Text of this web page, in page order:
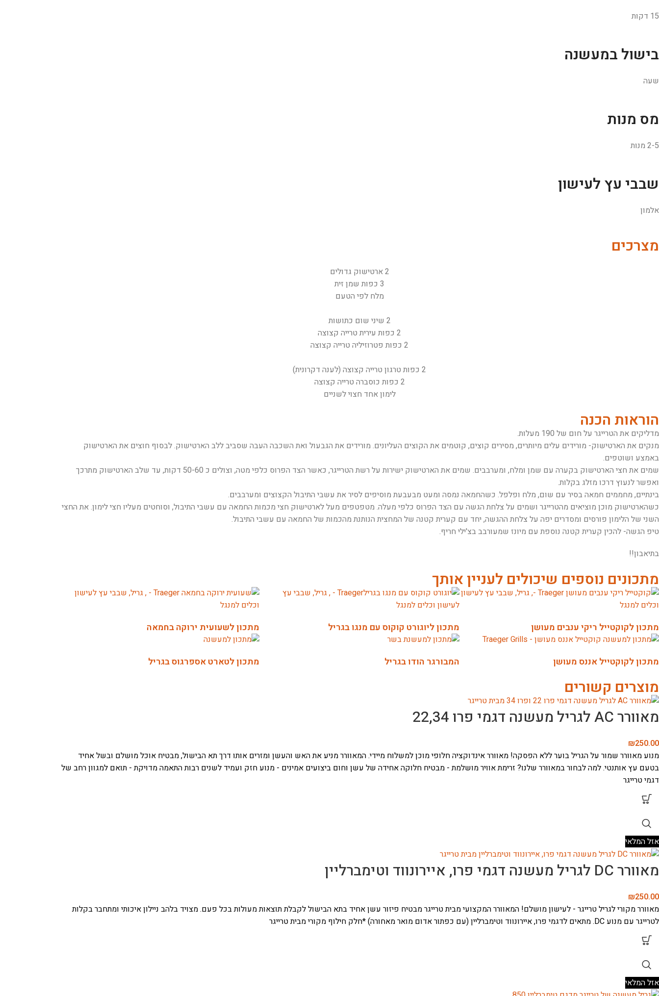
15 דקות
בישול במעשנה
שעה
מס מנות
2-5 מנות
שבבי עץ לעישון
אלמון
מצרכים
2 ארטישוק גדולים
3 כפות שמן זית
מלח לפי הטעם
2 שיני שום כתושות
2 כפות עירית טרייה קצוצה
2 כפות פטרוזיליה טרייה קצוצה
2 כפות טרגון טרייה קצוצה (לענה דקרונית)
2 כפות כוסברה טרייה קצוצה
לימון אחד חצוי לשניים
הוראות הכנה
מדליקים את הטרייגר על חום של 190 מעלות.
מנקים את הארטישוק- מורידים עלים מיותרים, מסירים קוצים, קוטמים את הקוצים העליונים. מורידים את הגבעול ואת השכבה העבה שסביב ללב הארטישוק. לבסוף חוצים את הארטישוק
באמצע ושוטפים.
שמים את חצי הארטישוק בקערה עם שמן ומלח, ומערבבים. שמים את הארטישוק ישירות על רשת הטרייגר, כאשר הצד הפרוס כלפי מטה, וצולים כ 50-60 דקות, עד שלב הארטישוק מתרכך
ואפשר לנעוץ דרכו מזלג בקלות.
בינתיים, מחממים חמאה בסיר עם שום, מלח ופלפל. כשהחמאה נמסה ומעט מבעבעת מוסיפים לסיר את עשבי התיבול הקצוצים ומערבבים.
כשהארטישוק מוכן מוציאים מהטרייגר ושמים על צלחת הגשה עם הצד הפרוס כלפי מעלה. מטפטפים מעל לארטישוק חצי מכמות החמאה עם עשבי התיבול, וסוחטים מעליו חצי לימון. את החצי
השני של הלימון פורסים ומסדרים יפה על צלחת ההגשה, יחד עם קערית קטנה של המחצית הנותנת מהכמות של החמאה עם עשבי התיבול.
טיפ הגשה- להכין קערית קטנה נוספת עם מיונז שמעורבב בצ'ילי חריף.
בתיאבון!!
מתכונים נוספים שיכולים לעניין אותך
מתכון לקוקטייל ריקי ענבים מעושן מתכון ליוגורט קוקוס עם מנגו בגריל מתכון לשעועית ירוקה בחמאה
מתכון לקוקטייל אננס מעושן המבורגר הודו בגריל מתכון לטארט אספרגוס בגריל
מוצרים קשורים
מאוורר AC לגריל מעשנה דגמי פרו 22,34
₪250.00
מנוע מאוורר שמור על הגריל בוער ללא הפסקה! מאוורר אינדוקציה חלופי מוכן למשלוח מיידי. המאוורר מניע את האש והעשן ומזרים אותו דרך תא הבישול, מבטיח אוכל מושלם ובשל אחיד
בטעם עץ אותנטי.למה לבחור במאוורר שלנו? זרימת אוויר מושלמת - מבטיח חלוקה אחידה של עשן וחום ביצועים אמינים - מנוע חזק ועמיד לשנים רבותהתאמה מדויקת - תואם למגוון רחב של
דגמי טרייגר
אזל המלאי
מאוורר DC לגריל מעשנה דגמי פרו, איירונווד וטימברליין
₪250.00
מאוורר מקורי לגריל טרייגר - לעישון מושלם! המאוורר המקצועי מבית טרייגר מבטיח פיזור עשן אחיד בתא הבישול לקבלת תוצאות מעולות בכל פעם. מצויד בלהב ניילון איכותי ומתחבר בקלות
לטרייגר עם מנוע DC.
מתאים לדגמי פרו, איירונווד וטימברליין (עם כפתור אדום מואר מאחורה)*חלק חילוף מקורי מבית טרייגר
אזל המלאי